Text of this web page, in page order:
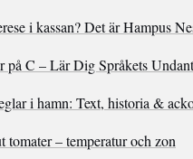
i kassan? Det är Hampus
på C – Lär Dig Språkets
i hamn: Text, historia &
tomater – temperatur och zon